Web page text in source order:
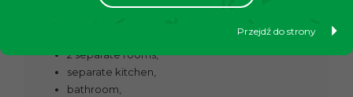
Przejdź do strony
2 separate rooms,
separate kitchen,
bathroom,